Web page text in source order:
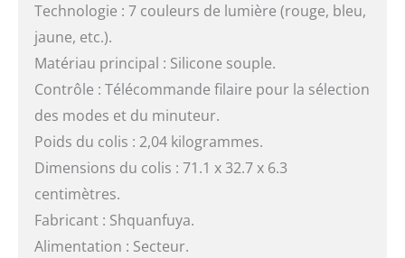
Technologie : 7 couleurs de lumière (rouge, bleu,
jaune, etc.).
Matériau principal : Silicone souple.
Contrôle : Télécommande filaire pour la sélection
des modes et du minuteur.
Poids du colis : 2,04 kilogrammes.
Dimensions du colis : 71.1 x 32.7 x 6.3
centimètres.
Fabricant : Shquanfuya.
Alimentation : Secteur.